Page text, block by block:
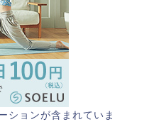
ションが含まれていま